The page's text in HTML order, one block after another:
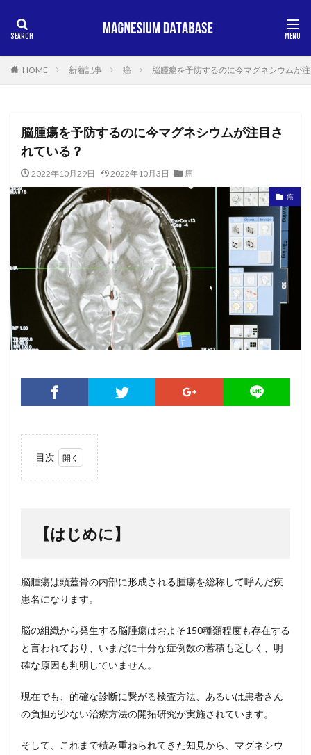
HOME 新着記事 癌 脳腫瘍を予防するのに今マグネシウムが
脳腫瘍を予防するのに今マグネシウムが注目さ
れている？
2022年10月29日 2022年10月3日 癌
癌
目次
章】
脳腫
瘍と
3
【第
２
章】
瘍に
なら
にマ
【はじめに】
脳腫瘍は頭蓋骨の内部に形成される腫瘍を総称して呼んだ疾
患名になります。
脳の組織から発生する脳腫瘍はおよそ150種類程度も存在する
と言われており、いまだに十分な症例数の蓄積も乏しく、明
確な原因も判明していません。
現在でも、的確な診断に繋がる検査方法、あるいは患者さん
の負担が少ない治療方法の開拓研究が実施されています。
そして、これまで積み重ねられてきた知見から、マグネシウ